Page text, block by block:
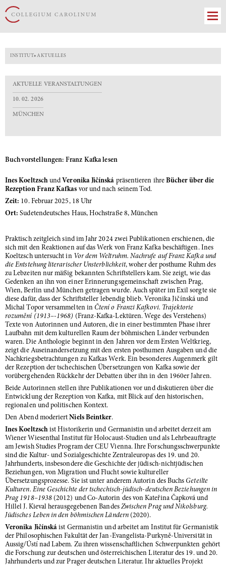
INSTITUT» AKTUELLES
AKTUELLE VERANSTALTUNGEN
10. 02. 2026
MÜNCHEN
Buchvorstellungen: Franz Kafka lesen
Ines Koeltzschund Veronika Jičínská präsentieren ihre Bücher über die
Rezeption Franz Kafkas vor und nach seinem Tod.
Zeit: 10. Februar 2025, 18 Uhr
Ort:Sudetendeutsches Haus, Hochstraße 8, München
Praktisch zeitgleich sind im Jahr 2024 zwei Publikationen erschienen, die
sich mit den Reaktionen auf das Werk von Franz Kafka beschäftigen. Ines
Koeltzsch untersucht in Vor dem Weltruhm. Nachrufe auf Franz Kafka und
die Entstehung literarischer Unsterblichkeit, woher der posthume Ruhm des
zu Lebzeiten nur mäßig bekannten Schriftstellers kam. Sie zeigt, wie das
Gedenken an ihn von einer Erinnerungsgemeinschaft zwischen Prag,
Wien, Berlin und München getragen wurde. Auch später im Exil sorgte sie
diese dafür, dass der Schriftsteller lebendig blieb. Veronika Jičínská und
Michal Topor versammelten in Čtení o Franzi Kafkovi. Trajektorie
rozumění (1913–-1968) (Franz-Kafka-Lektüren. Wege des Verstehens)
Texte von Autorinnen und Autoren, die in einer bestimmten Phase ihrer
Laufbahn mit dem kulturellen Raum der böhmischen Länder verbunden
waren. Die Anthologie beginnt in den Jahren vor dem Ersten Weltkrieg,
zeigt die Auseinandersetzung mit den ersten posthumen Ausgaben und die
Nachkriegsbetrachtungen zu Kafkas Werk. Ein besonderes Augenmerk gilt
der Rezeption der tschechischen Übersetzungen von Kafka sowie der
vorübergehenden Rückkehr der Debatten über ihn in den 1960er Jahren.
Beide Autorinnen stellen ihre Publikationen vor und diskutieren über die
Entwicklung der Rezeption von Kafka, mit Blick auf den historischen,
regionalen und politischen Kontext.
Den Abend moderiertNiels Beintker.
Ines Koeltzschist Historikerin und Germanistin und arbeitet derzeit am
Wiener Wiesenthal Institut für Holocaust-Studien und als Lehrbeauftragte
am Jewish Studies Program der CEU Vienna. Ihre Forschungsschwerpunkte
sind die Kultur- und Sozialgeschichte Zentraleuropas des 19. und 20.
Jahrhunderts, insbesondere die Geschichte der jüdisch-nichtjüdischen
Beziehungen, von Migration und Flucht sowie kultureller
Übersetzungsprozesse. Sie ist unter anderem Autorin des Buchs Geteilte
Kulturen. Eine Geschichte der tschechisch-jüdisch-deutschen Beziehungen in
Prag 1918–1938 (2012) und Co-Autorin des von Kateřina Čapková und
Hillel J. Kieval herausgegebenen BandesZwischen Prag und Nikolsburg.
Jüdisches Leben in den böhmischen Ländern(2020).
Veronika Jičínskáist Germanistin und arbeitet am Institut für Germanistik
der Philosophischen Fakultät der Jan-Evangelista-Purkyně-Universität in
Aussig/Ústí nad Labem. Zu ihren wissenschaftlichen Schwerpunkten gehört
die Forschung zur deutschen und österreichischen Literatur des 19. und 20.
Jahrhunderts und zur Prager deutschen Literatur. Ihr aktuelles Projekt